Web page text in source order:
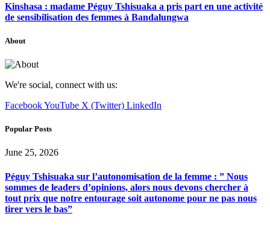
Kinshasa : madame Péguy Tshisuaka a pris part en une activité
de sensibilisation des femmes à Bandalungwa
About
We're social, connect with us:
FacebookYouTube X (Twitter) LinkedIn
Popular Posts
June 25, 2026
Péguy Tshisuaka sur l’autonomisation de la femme : ” Nous
sommes de leaders d’opinions, alors nous devons chercher à
tout prix que notre entourage soit autonome pour ne pas nous
tirer vers le bas”